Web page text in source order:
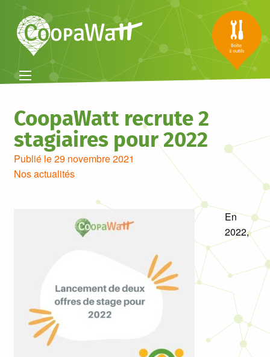
CoopaWatt recrute 2
stagiaires pour 2022
Publié le 29 novembre 2021
Nos actualités
En
2022,